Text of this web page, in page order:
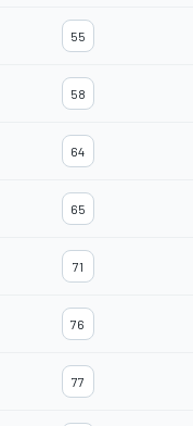
55
58
64
65
71
76
77